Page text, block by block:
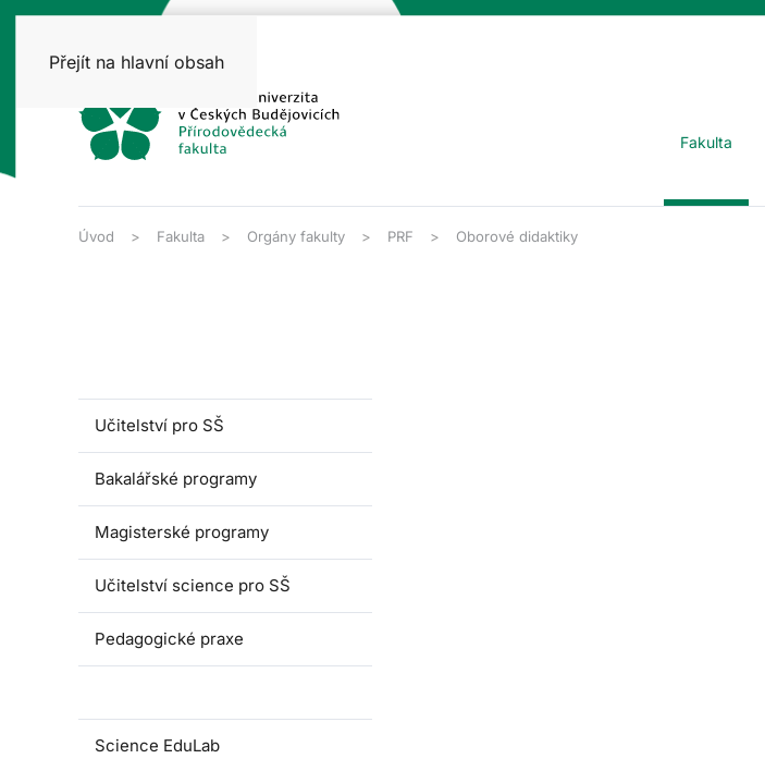
Přejít na hlavní obsah
Fakulta
Úvod Fakulta Orgány fakulty PRF Oborové didaktiky
Učitelství pro SŠ
Bakalářské programy
Magisterské programy
Učitelství science pro SŠ
Pedagogické praxe
Science EduLab